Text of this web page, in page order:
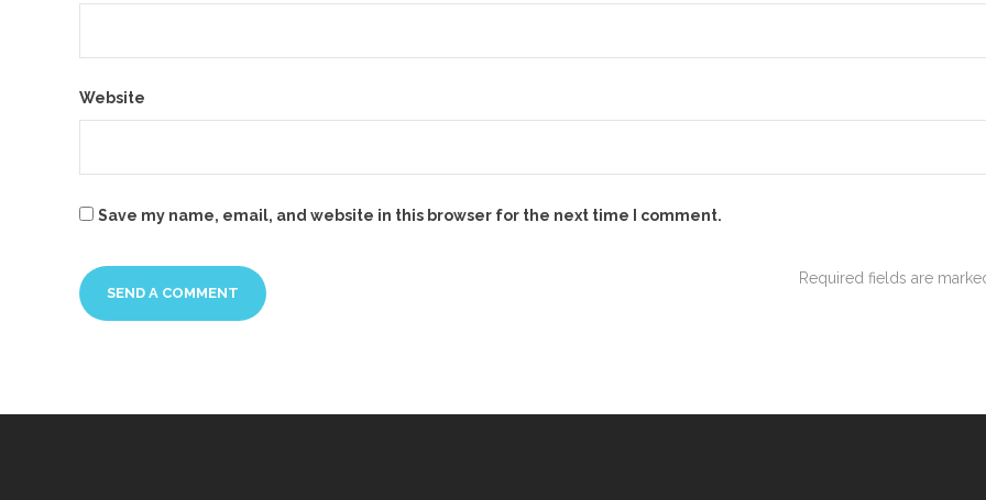
Website
Save my name, email, and website in this browser for the next time I comment.
Required fields are